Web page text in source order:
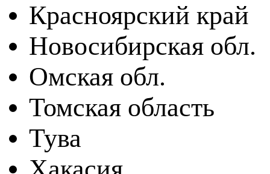
Красноярский край
Новосибирская обл.
Омская обл.
Томская область
Тува